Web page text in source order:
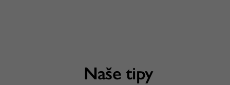
Naše tipy